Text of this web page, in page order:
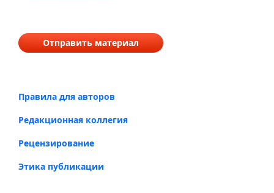
Отправить материал
Правила для авторов
Редакционная коллегия
Рецензирование
Этика публикации